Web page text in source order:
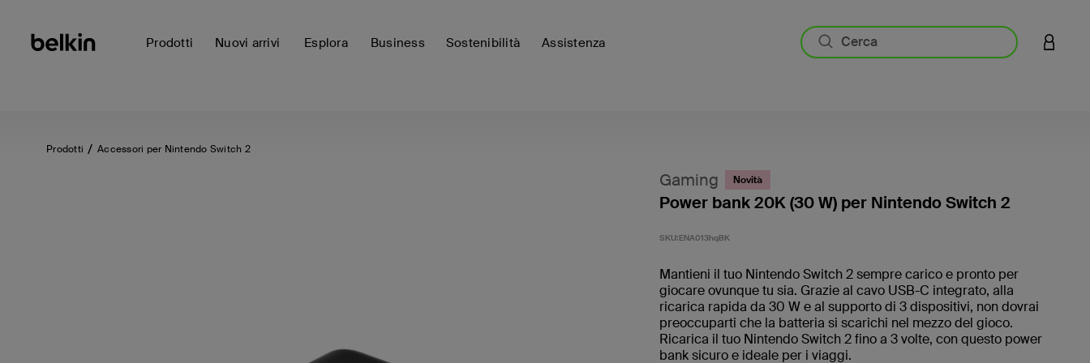
Prodotti Nuovi arrivi Esplora Business Sostenibilità Assistenza
Prodotti Accessori per Nintendo Switch 2
Gaming Novità
Power bank 20K (30 W) per Nintendo Switch 2
SKU:ENA013hqBK
Mantieni il tuo Nintendo Switch 2 sempre carico e pronto per
giocare ovunque tu sia. Grazie al cavo USB-C integrato, alla
ricarica rapida da 30 W e al supporto di 3 dispositivi, non dovrai
preoccuparti che la batteria si scarichi nel mezzo del gioco.
Ricarica il tuo Nintendo Switch 2 fino a 3 volte, con questo power
bank sicuro e ideale per i viaggi.